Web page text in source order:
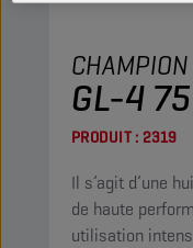
CHAMPION
GL-4
PRODUIT : 2319
Il s’agit d’une
de haute
utilisation